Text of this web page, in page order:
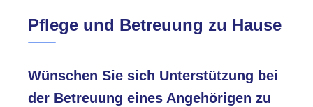
Pflege und Betreuung zu Hause
Wünschen Sie sich Unterstützung bei
der Betreuung eines Angehörigen zu